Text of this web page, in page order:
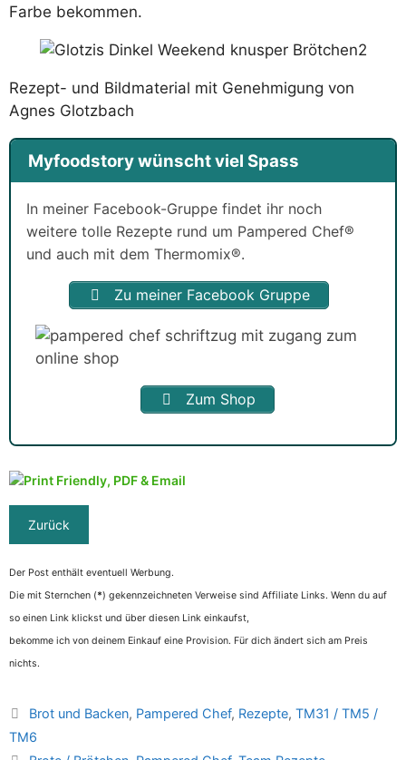
Farbe bekommen.
Rezept- und Bildmaterial mit Genehmigung von
Agnes Glotzbach
Myfoodstory wünscht viel Spass
In meiner Facebook-Gruppe findet ihr noch
weitere tolle Rezepte rund um Pampered Chef®
und auch mit dem Thermomix®.
Zu meiner Facebook Gruppe
Zum Shop
Der Post enthält eventuell Werbung.
Die mit Sternchen (*) gekennzeichneten Verweise sind Affiliate Links. Wenn du auf
so einen Link klickst und über diesen Link einkaufst,
bekomme ich von deinem Einkauf eine Provision. Für dich ändert sich am Preis
nichts.
Kategorien
Brot und Backen, Pampered Chef, Rezepte, TM31 / TM5 /
TM6